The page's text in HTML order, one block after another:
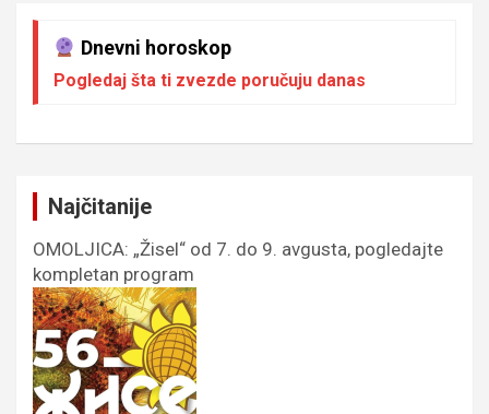
Dnevni horoskop
Pogledaj šta ti zvezde poručuju danas
Najčitanije
OMOLJICA: „Žisel“ od 7. do 9. avgusta, pogledajte
kompletan program